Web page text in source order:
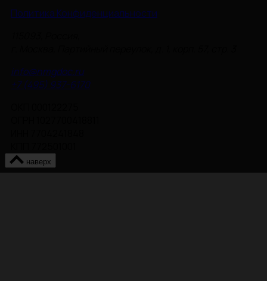
Политика Конфиденциальности
info@nmgdoc.ru
+7 (495) 937-6170
наверх